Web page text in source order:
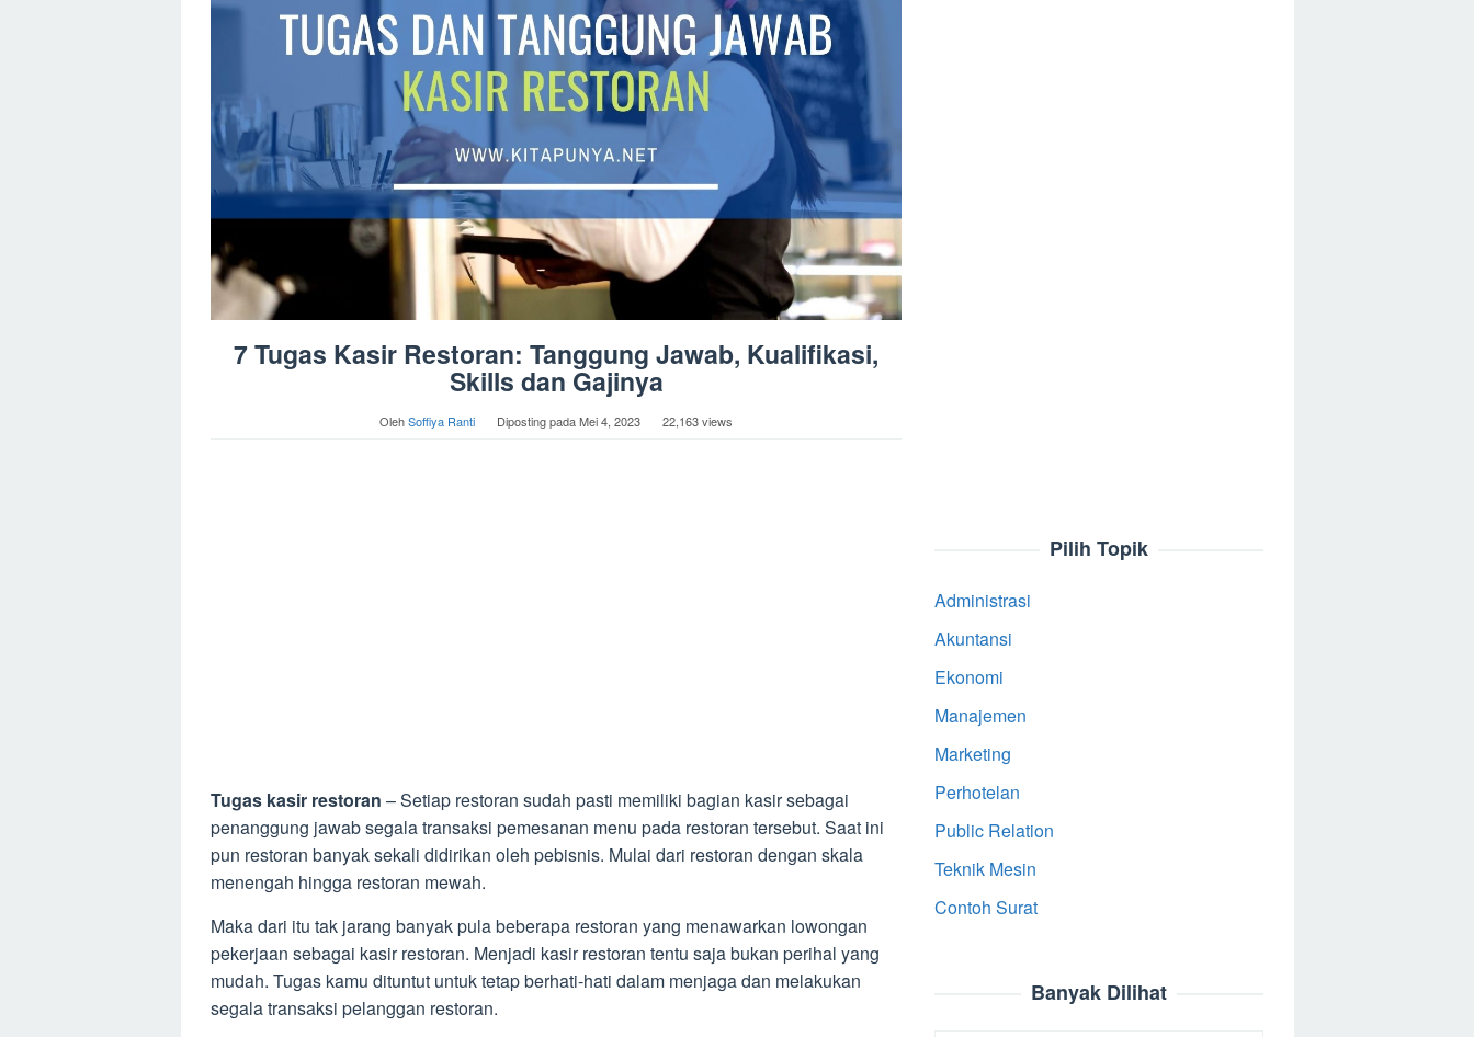
7 Tugas Kasir Restoran: Tanggung Jawab, Kualifikasi,
Skills dan Gajinya
OlehSoffiya Ranti Diposting padaMei 4, 2023 22,163 views
Tugas kasir restoran – Setiap restoran sudah pasti memiliki bagian kasir sebagai
penanggung jawab segala transaksi pemesanan menu pada restoran tersebut. Saat ini
pun restoran banyak sekali didirikan oleh pebisnis. Mulai dari restoran dengan skala
menengah hingga restoran mewah.
Maka dari itu tak jarang banyak pula beberapa restoran yang menawarkan lowongan
pekerjaan sebagai kasir restoran. Menjadi kasir restoran tentu saja bukan perihal yang
mudah. Tugas kamu dituntut untuk tetap berhati-hati dalam menjaga dan melakukan
segala transaksi pelanggan restoran.
Pilih Topik
Administrasi
Akuntansi
Ekonomi
Manajemen
Marketing
Perhotelan
Public Relation
Teknik Mesin
Contoh Surat
Banyak Dilihat